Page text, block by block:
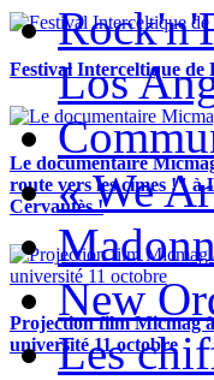
Festival Interceltique de
Le documentaire
route vers les cimes !" à
Cervantès !
Projection film Micmag
université 11 octobre
Los
« We
New
Les